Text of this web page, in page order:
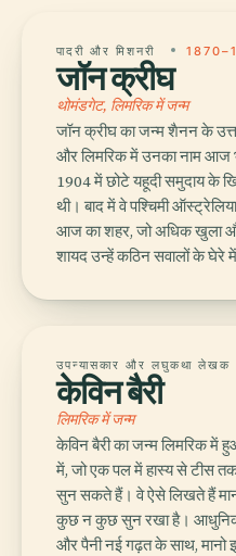
पादरी और मिशनरी
जॉन क्रीघ
थोमंडगेट, लिमरिक में जन्म
जॉन क्रीघ का जन्म शैनन के
और लिमरिक में उनका नाम आज
1904 में छोटे यहूदी समुदाय के
थी। बाद में वे पश्चिमी
आज का शहर, जो अधिक खुला
शायद उन्हें कठिन सवालों के घेरे
उपन्यासकार और लघुकथा लेखक
केविन बैरी
लिमरिक में जन्म
केविन बैरी का जन्म लिमरिक
में, जो एक पल में हास्य से टीस
सुन सकते हैं। वे ऐसे लिखते हैं
कुछ न कुछ सुन रखा है। आधुनिक
और पैनी नई गढ़त के साथ, मानो